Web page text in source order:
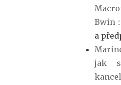
Bwin
a
jak